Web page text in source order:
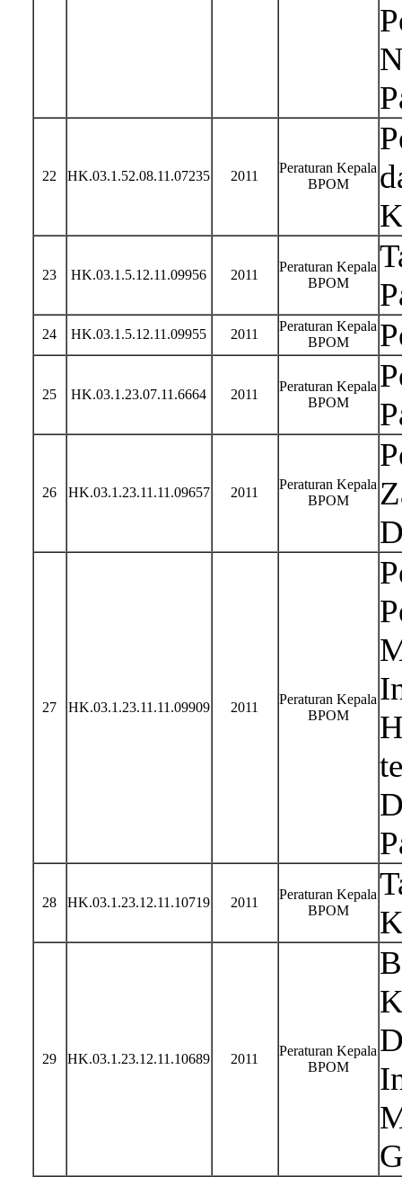
22 HK.03.1.52.08.11.07235 2011
Peraturan Kepala
BPOM
23 HK.03.1.5.12.11.09956 2011
Peraturan Kepala
BPOM
24 HK.03.1.5.12.11.09955 2011
Peraturan Kepala
BPOM
25 HK.03.1.23.07.11.6664 2011
Peraturan Kepala
BPOM
26 HK.03.1.23.11.11.09657 2011
Peraturan Kepala
BPOM
27 HK.03.1.23.11.11.09909 2011
Peraturan Kepala
BPOM
28 HK.03.1.23.12.11.10719 2011
Peraturan Kepala
BPOM
29 HK.03.1.23.12.11.10689 2011
Peraturan Kepala
BPOM